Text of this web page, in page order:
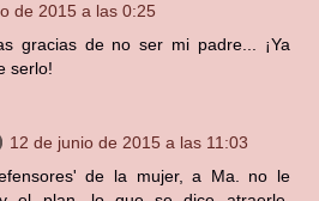
de 2015 a las 0:25
gracias de no ser mi padre... ¡Ya
serlo!
12 de junio de 2015 a las 11:03
de la mujer, a Ma. no le